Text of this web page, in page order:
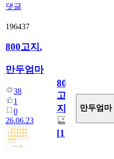
댓글
196437
800고지.
만두엄마
38
1
0
26.06.23
800
고
지.
[1]
만두엄마